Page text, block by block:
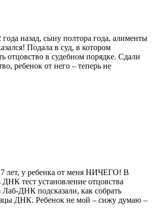
назад, сыну полтора года, алименты
Подала в суд, в котором
отцовство в судебном порядке. Сдали
ребенок от него – теперь не
лет, у ребенка от меня НИЧЕГО! В
ДНК тест установление отцовства
ДНК подсказали, как собрать
ДНК. Ребенок не мой – сижу думаю –